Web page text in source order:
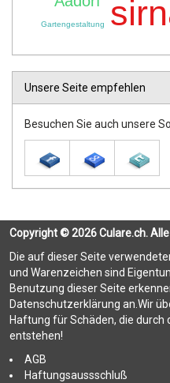
Gartengestaltung
Unsere Seite empfehlen
Besuchen Sie auch unsere
Copyright © 2026 Culare.ch.
Die auf dieser Seite
und Warenzeichen sind
Benutzung dieser Seite
Datenschutzerklärung an.Wir
Haftung für Schäden, die durch
entstehen!
AGB
Haftungsaussschluß